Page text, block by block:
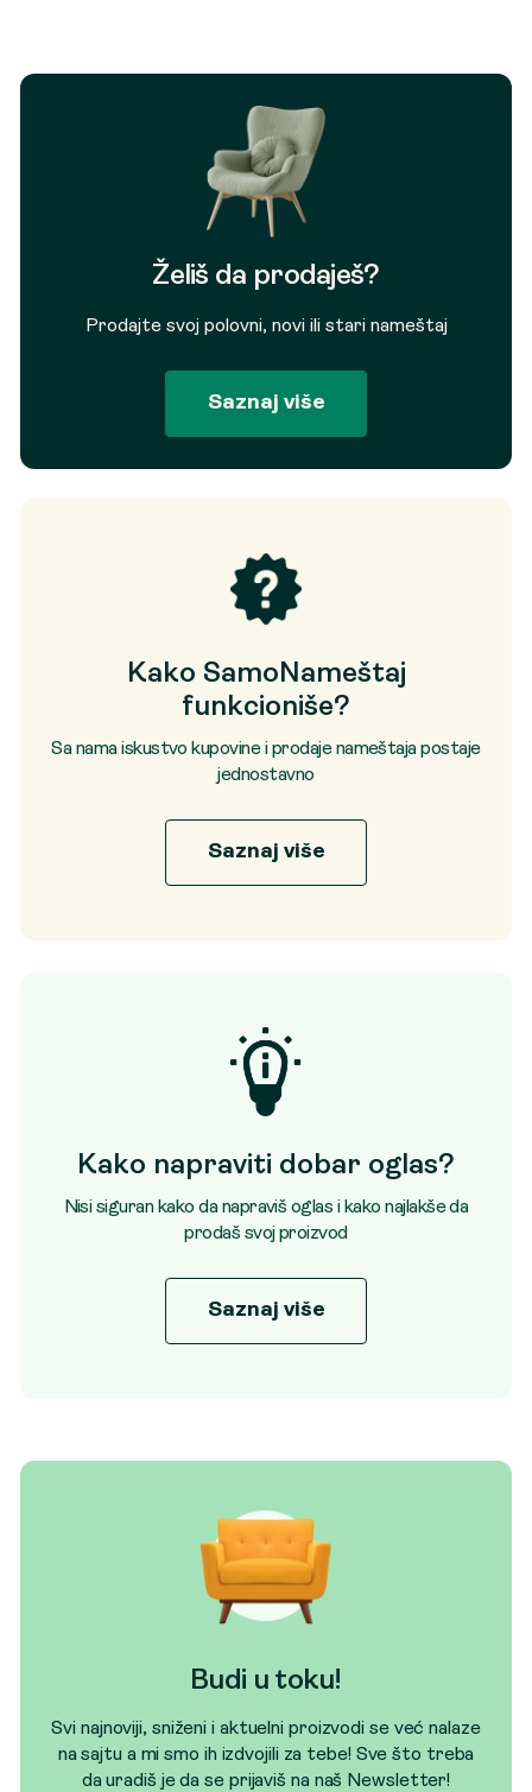
Želiš da prodaješ?
Prodajte svoj polovni, novi ili stari nameštaj
Saznaj više
Kako SamoNameštaj
funkcioniše?
Sa nama iskustvo kupovine i prodaje nameštaja postaje
jednostavno
Saznaj više
Kako napraviti dobar oglas?
Nisi siguran kako da napraviš oglas i kako najlakše da
prodaš svoj proizvod
Saznaj više
Budi u toku!
Svi najnoviji, sniženi i aktuelni proizvodi se već nalaze
na sajtu a mi smo ih izdvojili za tebe! Sve što treba
da uradiš je da se prijaviš na naš Newsletter!